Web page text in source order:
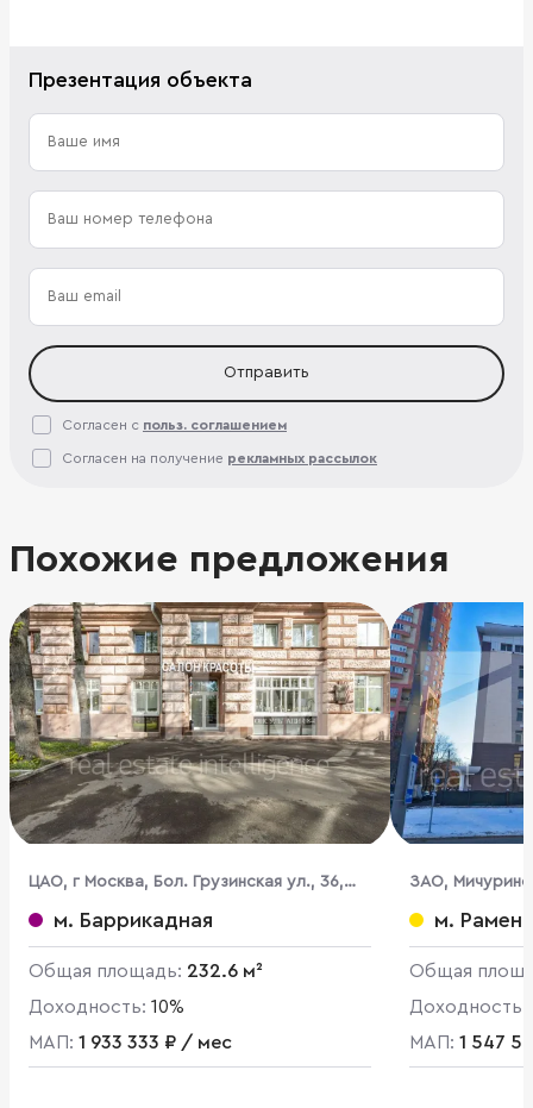
Презентация объекта
Отправить
Согласен с польз. соглашением
Согласен на получение рекламных рассылок
Похожие предложения
ЦАО, г Москва, Бол. Грузинская ул., 36,
стр. 3м. Баррикадная
Общая площадь: 232.6 м²
Доходность: 10%
МАП: 1 933 333 ₽ / мес
ЗАО,
м.
Общая
Доходность:
МАП: 1 547